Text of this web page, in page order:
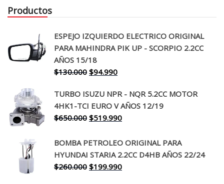
Productos
ESPEJO IZQUIERDO ELECTRICO ORIGINAL
PARA MAHINDRA PIK UP - SCORPIO 2.2CC
AÑOS 15/18
$130.000 El
original
era:
$130.000.
$94.990El
actual
es:
$94.990.
TURBO ISUZU NPR - NQR 5.2CC MOTOR
4HK1-TCI EURO V AÑOS 12/19
$650.000 El
original
era:
$650.000.
$519.990El
actual
es:
$519.990.
BOMBA PETROLEO ORIGINAL PARA
HYUNDAI STARIA 2.2CC D4HB AÑOS 22/24
$260.000 El
$199.990El